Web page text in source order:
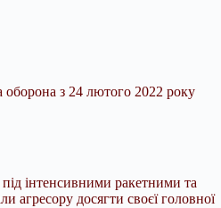
оборона з 24 лютого 2022 року
інтенсивними ракетними та
агресору досягти своєї головної